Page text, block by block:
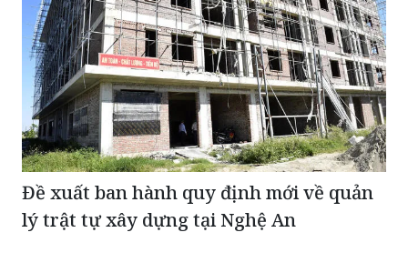
Đề xuất ban hành quy định mới về quản
lý trật tự xây dựng tại Nghệ An